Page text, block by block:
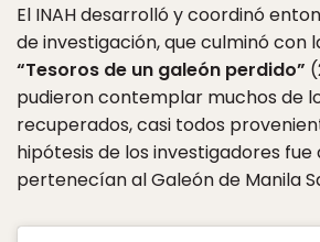
El INAH desarrolló y coordinó
de investigación, que culminó con
“Tesoros de un galeón perdido”
pudieron contemplar muchos de
recuperados, casi todos
hipótesis de los investigadores fue
pertenecían al Galeón de Manila